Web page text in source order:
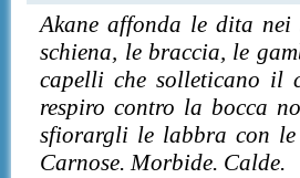
Akane affonda le dita
schiena, le braccia, le
capelli che solleticano il
respiro contro la bocca
sfiorargli le labbra con le
Carnose. Morbide. Calde.